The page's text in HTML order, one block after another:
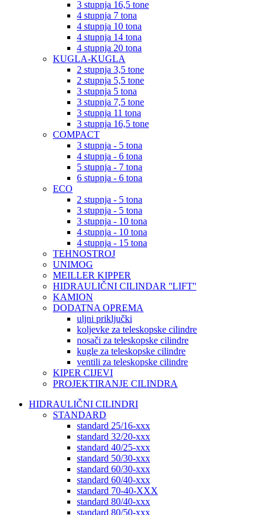
3 stupnja 16,5 tone
4 stupnja 7 tona
4 stupnja 10 tona
4 stupnja 14 tona
4 stupnja 20 tona
KUGLA-KUGLA
2 stupnja 3,5 tone
2 stupnja 5,5 tone
3 stupnja 5 tona
3 stupnja 7,5 tone
3 stupnja 11 tona
3 stupnja 16,5 tone
COMPACT
3 stupnja - 5 tona
4 stupnja - 6 tona
5 stupnja - 7 tona
6 stupnja - 6 tona
ECO
2 stupnja - 5 tona
3 stupnja - 5 tona
3 stupnja - 10 tona
4 stupnja - 10 tona
4 stupnja - 15 tona
TEHNOSTROJ
UNIMOG
MEILLER KIPPER
HIDRAULIČNI CILINDAR ''LIFT''
KAMION
DODATNA OPREMA
uljni priključki
koljevke za teleskopske cilindre
nosači za teleskopske cilindre
kugle za teleskopske cilindre
ventili za teleskopske cilindre
KIPER CIJEVI
PROJEKTIRANJE CILINDRA
HIDRAULIČNI CILINDRI
STANDARD
standard 25/16-xxx
standard 32/20-xxx
standard 40/25-xxx
standard 50/30-xxx
standard 60/30-xxx
standard 60/40-xxx
standard 70-40-XXX
standard 80/40-xxx
standard 80/50-xxx